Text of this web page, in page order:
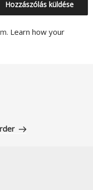
Learn how your